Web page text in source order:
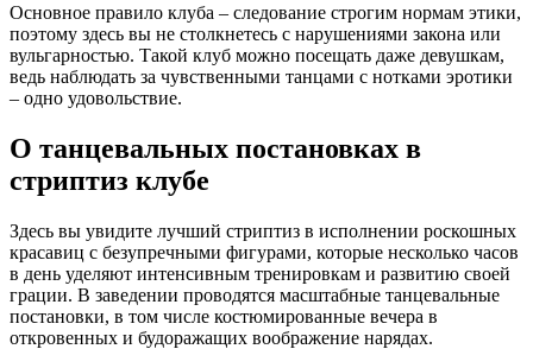
Основное правило клуба – следование строгим нормам этики,
поэтому здесь вы не столкнетесь с нарушениями закона или
вульгарностью. Такой клуб можно посещать даже девушкам,
ведь наблюдать за чувственными танцами с нотками эротики
– одно удовольствие.
О танцевальных постановках в
стриптиз клубе
Здесь вы увидите лучший стриптиз в исполнении роскошных
красавиц с безупречными фигурами, которые несколько часов
в день уделяют интенсивным тренировкам и развитию своей
грации. В заведении проводятся масштабные танцевальные
постановки, в том числе костюмированные вечера в
откровенных и будоражащих воображение нарядах.